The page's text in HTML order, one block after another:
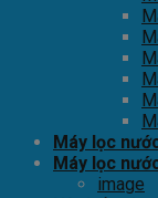
Máy lọc
Máy lọc
image